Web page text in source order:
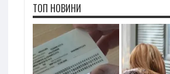
ТОП НОВИНИ